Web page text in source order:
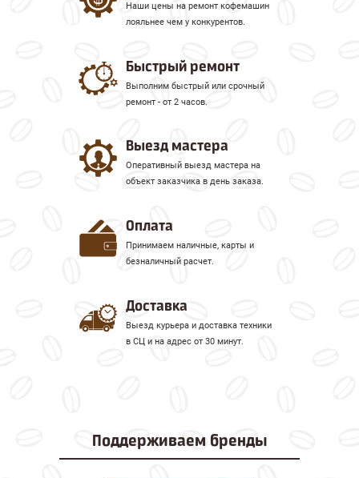
Наши цены на ремонт кофемашин
лояльнее чем у конкурентов.
Быстрый ремонт
Выполним быстрый или срочный
ремонт - от 2 часов.
Выезд мастера
Оперативный выезд мастера на
объект заказчика в день заказа.
Оплата
Принимаем наличные, карты и
безналичный расчет.
Доставка
Выезд курьера и доставка техники
в СЦ и на адрес от 30 минут.
Поддерживаем бренды